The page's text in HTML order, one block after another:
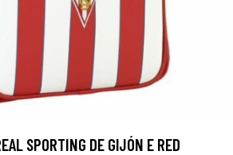
SPORTING DE GIJÓN E RED